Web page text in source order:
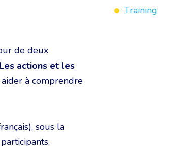
de deux
actions et les
à comprendre
sous la
Training